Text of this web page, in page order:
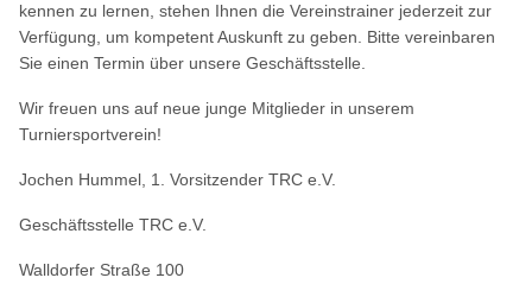
kennen zu lernen, stehen Ihnen die Vereinstrainer jederzeit zur
Verfügung, um kompetent Auskunft zu geben. Bitte vereinbaren
Sie einen Termin über unsere Geschäftsstelle.
Wir freuen uns auf neue junge Mitglieder in unserem
Turniersportverein!
Jochen Hummel, 1. Vorsitzender TRC e.V.
Geschäftsstelle TRC e.V.
Walldorfer Straße 100